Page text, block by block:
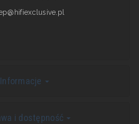
Informacje
i dostępność